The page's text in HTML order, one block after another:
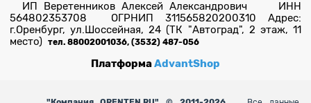
ИП Веретенников Алексей Александрович ИНН
564802353708 ОГРНИП 311565820200310 Адрес:
г.Оренбург, ул.Шоссейная, 24 (ТК "Автоград", 2 этаж, 11
место) тел. 88002001036, (3532) 487-056
ПлатформаAdvantShop